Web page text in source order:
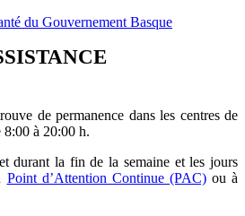
du Gouvernement Basque
de permanence dans les centres de
8:00 à 20:00 h.
durant la fin de la semaine et les jours
Point d’Attention Continue (PAC)ou à